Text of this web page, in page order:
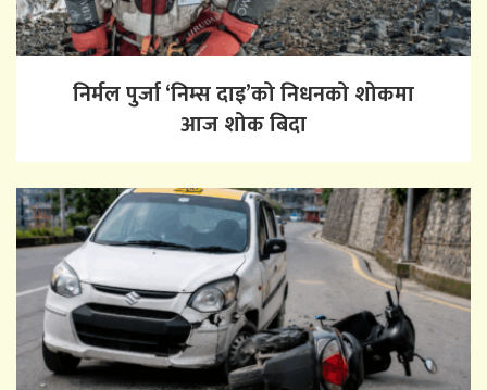
निर्मल पुर्जा ‘निम्स दाइ’को निधनको शोकमा
आज शोक बिदा